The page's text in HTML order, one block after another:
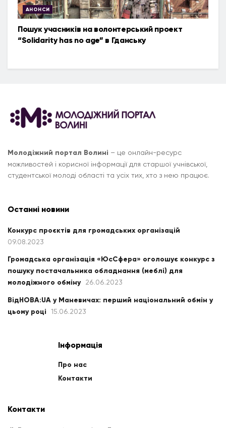
АНОНСИ
Пошук учасників на волонтерський проект
“Solidarity has no age” в Гданську
Молодіжний портал Волині – це онлайн-ресурс
можливостей і корисної інформації для старшої учнівської,
студентської молоді області та усіх тих, хто з нею працює.
Останні новини
Конкурс проєктів для громадських організацій
09.08.2023
Громадська організація «ЮсСфера» оголошує конкурс з
пошуку постачальника обладнання (меблі) для
молодіжного обміну
26.06.2023
ВідНОВА:UA у Маневичах: перший національний обмін у
цьому році
15.06.2023
Інформація
Про нас
Контакти
Контакти